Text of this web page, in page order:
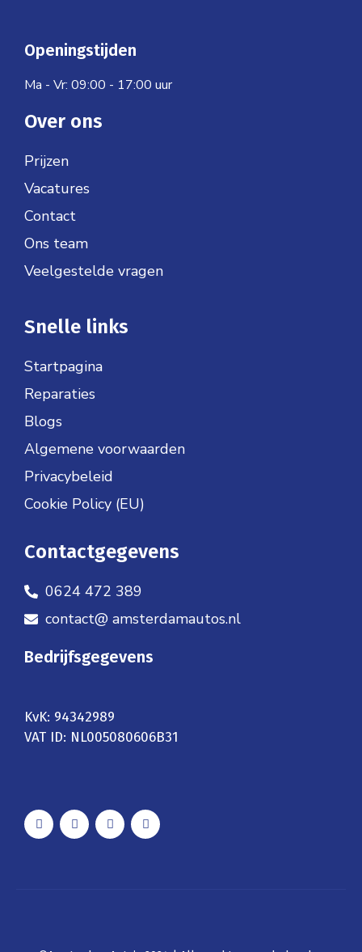
Openingstijden
Ma - Vr: 09:00 - 17:00 uur
Over ons
Prijzen
Vacatures
Contact
Ons team
Veelgestelde vragen
Snelle links
Startpagina
Reparaties
Blogs
Algemene voorwaarden
Privacybeleid
Cookie Policy (EU)
Contactgegevens
0624 472 389
contact@ amsterdamautos.nl
Bedrijfsgegevens
KvK: 94342989
VAT ID: NL005080606B31